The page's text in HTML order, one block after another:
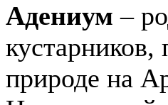
Адениум –
природе на